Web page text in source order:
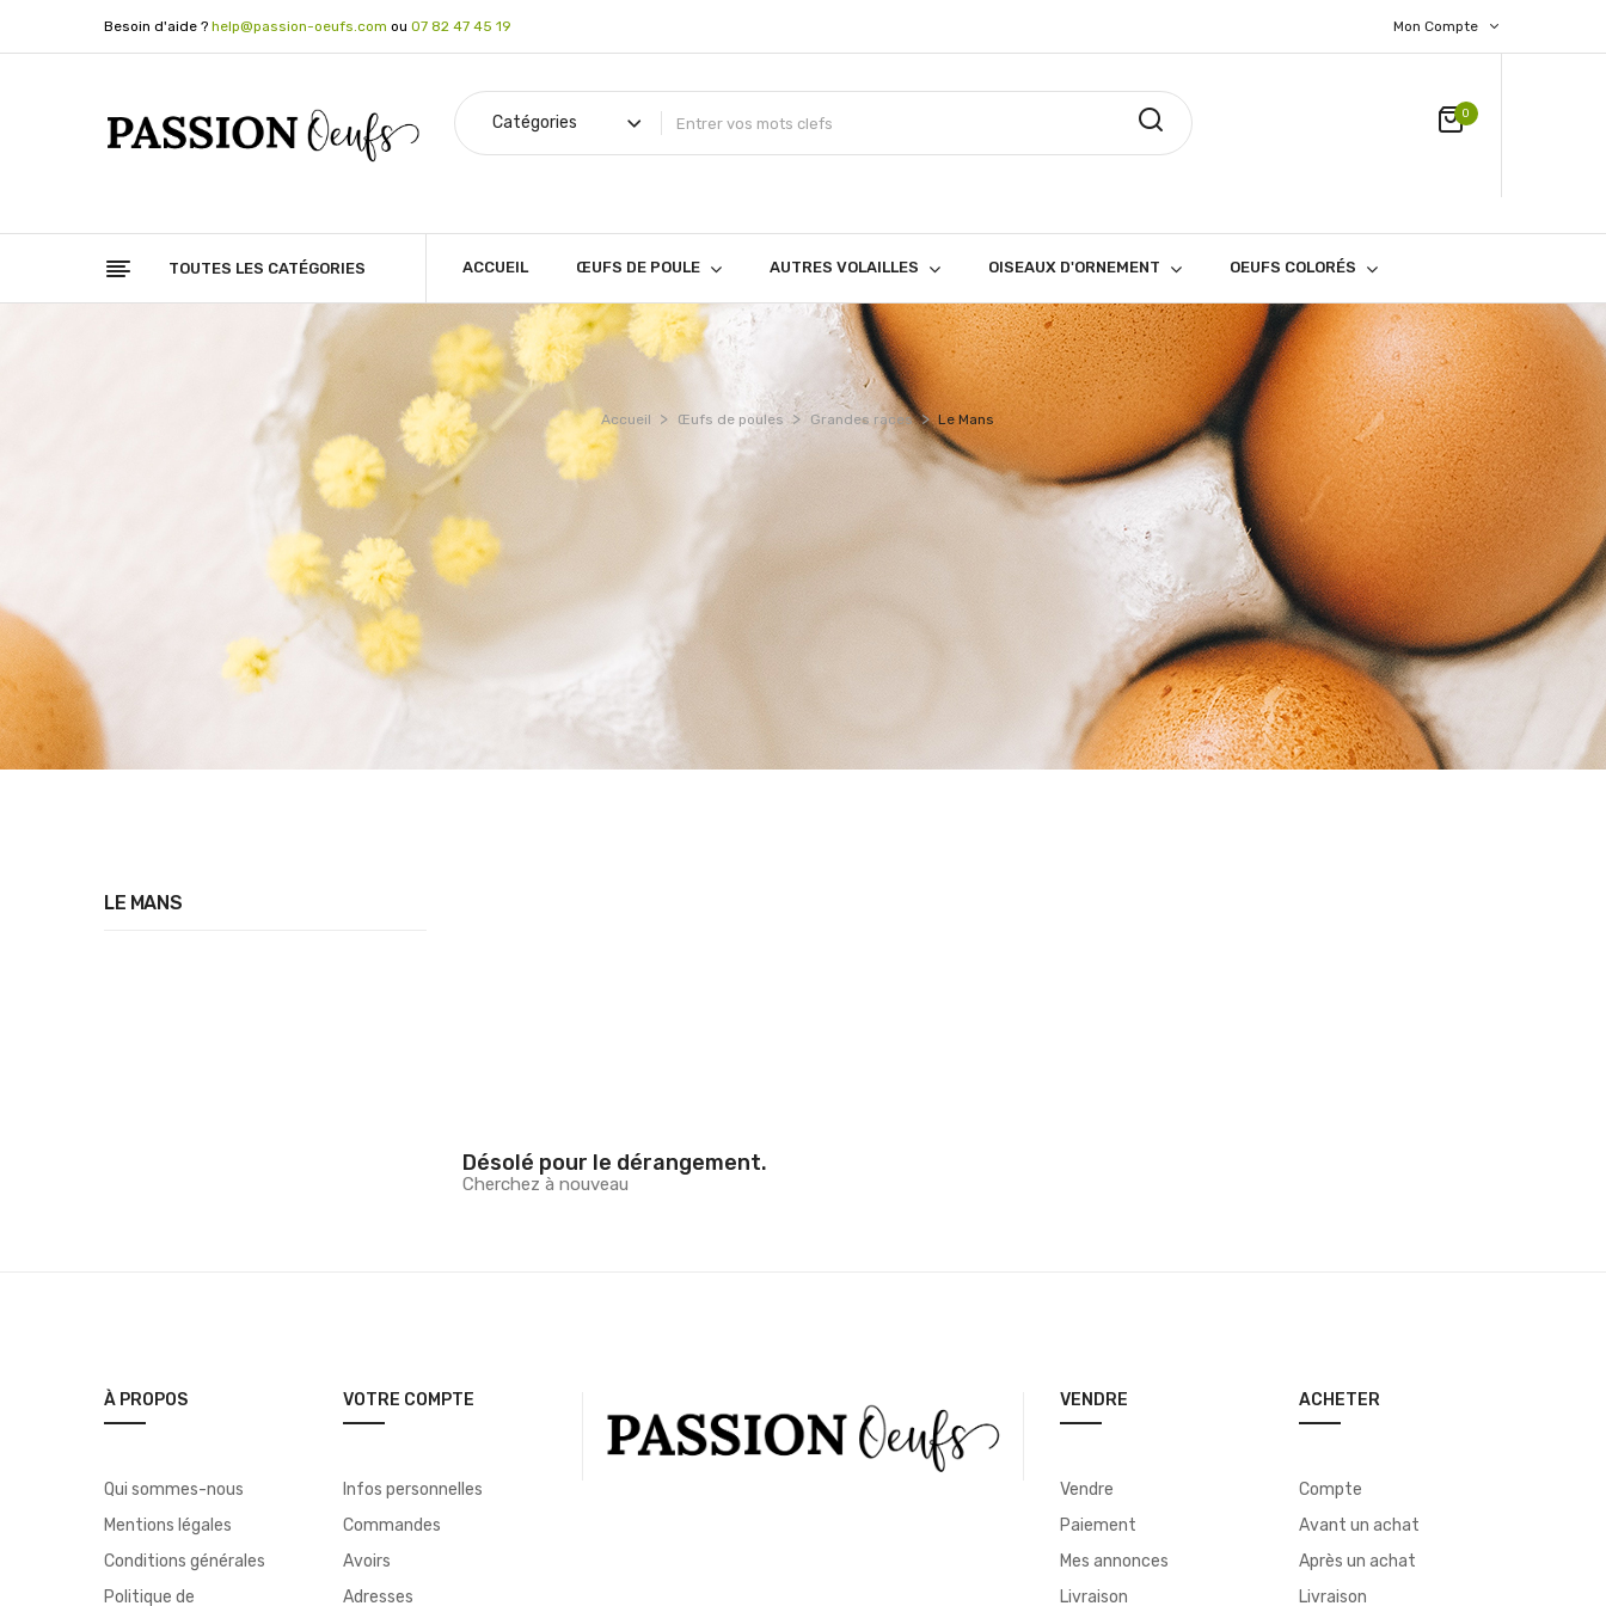
Mon Compte
Besoin d'aide ? help@passion-oeufs.com ou 07 82 47 45 19
0
TOUTES LES CATÉGORIES ACCUEIL ŒUFS DE POULE AUTRES VOLAILLES OISEAUX D'ORNEMENT OEUFS COLORÉS
Accueil Œufs de poules Grandes races Le Mans
LE MANS
Désolé pour le dérangement.
Cherchez à nouveau
À PROPOS
Qui sommes-nous
Mentions légales
Conditions générales
Politique de
VOTRE COMPTE
Infos personnelles
Commandes
Avoirs
Adresses
VENDRE
Vendre
Paiement
Mes annonces
Livraison
ACHETER
Compte
Avant un achat
Après un achat
Livraison